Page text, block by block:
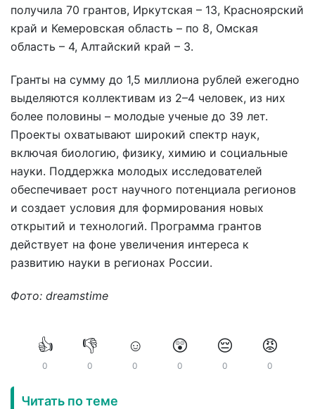
получила 70 грантов, Иркутская – 13, Красноярский
край и Кемеровская область – по 8, Омская
область – 4, Алтайский край – 3.
Гранты на сумму до 1,5 миллиона рублей ежегодно
выделяются коллективам из 2–4 человек, из них
более половины – молодые ученые до 39 лет.
Проекты охватывают широкий спектр наук,
включая биологию, физику, химию и социальные
науки. Поддержка молодых исследователей
обеспечивает рост научного потенциала регионов
и создает условия для формирования новых
открытий и технологий. Программа грантов
действует на фоне увеличения интереса к
развитию науки в регионах России.
Фото: dreamstime
👍
0
👎
0
☺️
0
😲
0
😔
0
😡
0
Читать по теме